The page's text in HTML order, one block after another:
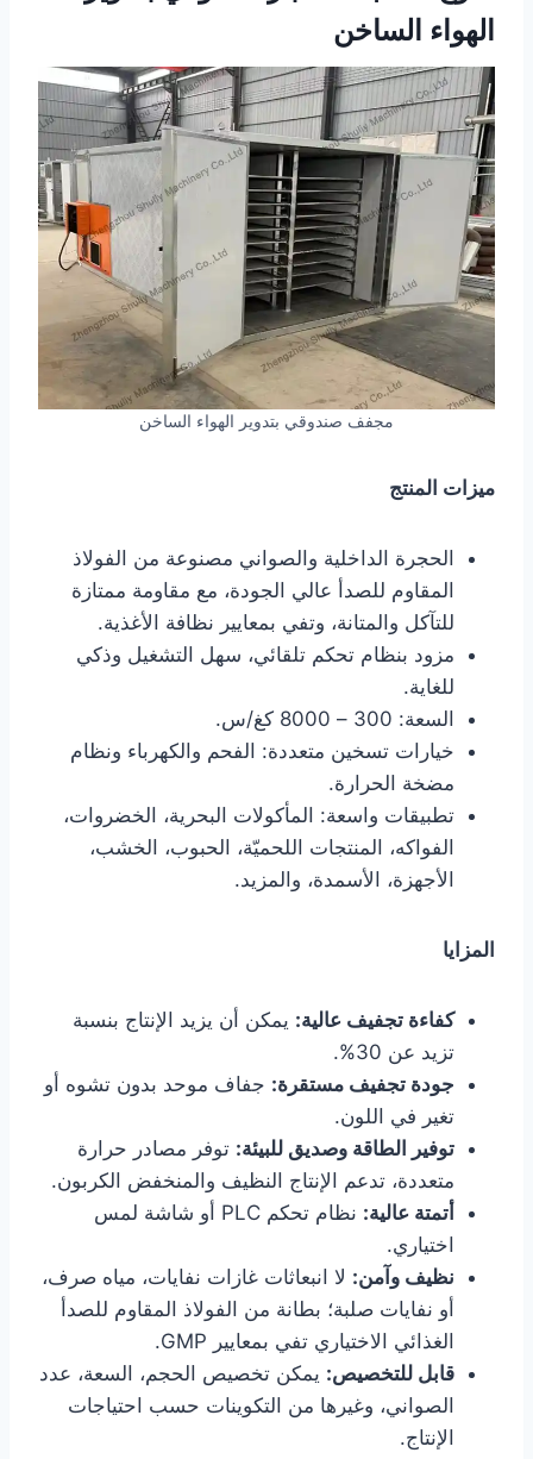
الهواء الساخن
مجفف صندوقي بتدوير الهواء الساخن
ميزات المنتج
الحجرة الداخلية والصواني مصنوعة من الفولاذ
المقاوم للصدأ عالي الجودة، مع مقاومة ممتازة
للتآكل والمتانة، وتفي بمعايير نظافة الأغذية.
مزود بنظام تحكم تلقائي، سهل التشغيل وذكي
للغاية.
السعة: 300 – 8000 كغ/س.
خيارات تسخين متعددة: الفحم والكهرباء ونظام
مضخة الحرارة.
تطبيقات واسعة: المأكولات البحرية، الخضروات،
الفواكه، المنتجات اللحميّة، الحبوب، الخشب،
الأجهزة، الأسمدة، والمزيد.
المزايا
كفاءة تجفيف عالية: يمكن أن يزيد الإنتاج بنسبة
تزيد عن 30%.
جودة تجفيف مستقرة: جفاف موحد بدون تشوه أو
تغير في اللون.
توفير الطاقة وصديق للبيئة: توفر مصادر حرارة
متعددة، تدعم الإنتاج النظيف والمنخفض الكربون.
أتمتة عالية:
نظام تحكم PLC أو شاشة لمس
اختياري.
نظيف وآمن: لا انبعاثات غازات نفايات، مياه صرف،
أو نفايات صلبة؛ بطانة من الفولاذ المقاوم للصدأ
الغذائي الاختياري تفي بمعايير GMP.
قابل للتخصيص: يمكن تخصيص الحجم، السعة، عدد
الصواني، وغيرها من التكوينات حسب احتياجات
الإنتاج.